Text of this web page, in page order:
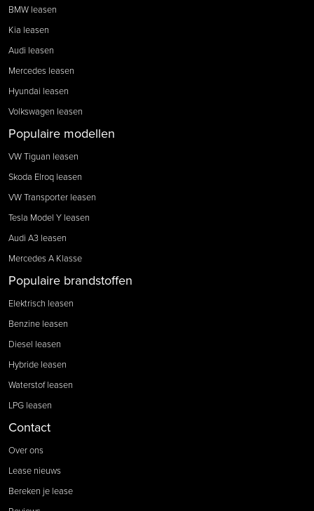
BMW leasen
Kia leasen
Audi leasen
Mercedes leasen
Hyundai leasen
Volkswagen leasen
Populaire modellen
VW Tiguan leasen
Skoda Elroq leasen
VW Transporter leasen
Tesla Model Y leasen
Audi A3 leasen
Mercedes A Klasse
Populaire brandstoffen
Elektrisch leasen
Benzine leasen
Diesel leasen
Hybride leasen
Waterstof leasen
LPG leasen
Contact
Over ons
Lease nieuws
Bereken je lease